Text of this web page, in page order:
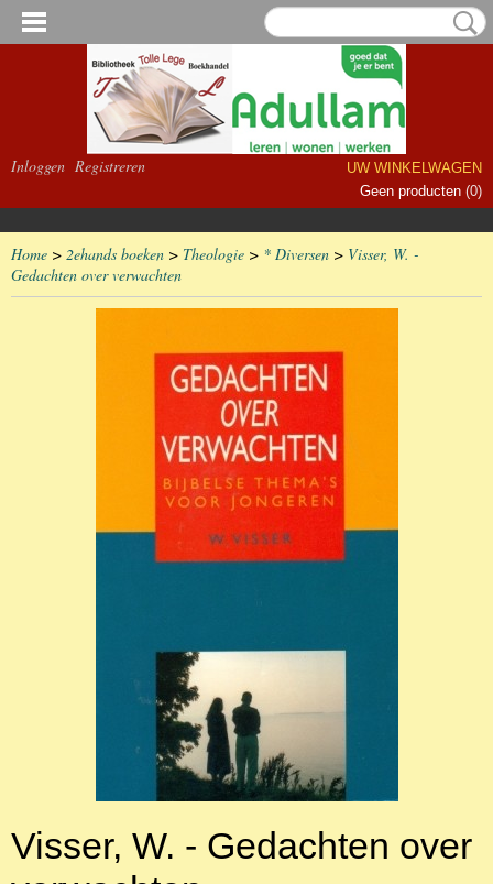
Inloggen Registreren
UW WINKELWAGEN
Geen producten (0)
Home > 2ehands boeken > Theologie > * Diversen > Visser, W. -
Gedachten over verwachten
Visser, W. - Gedachten over